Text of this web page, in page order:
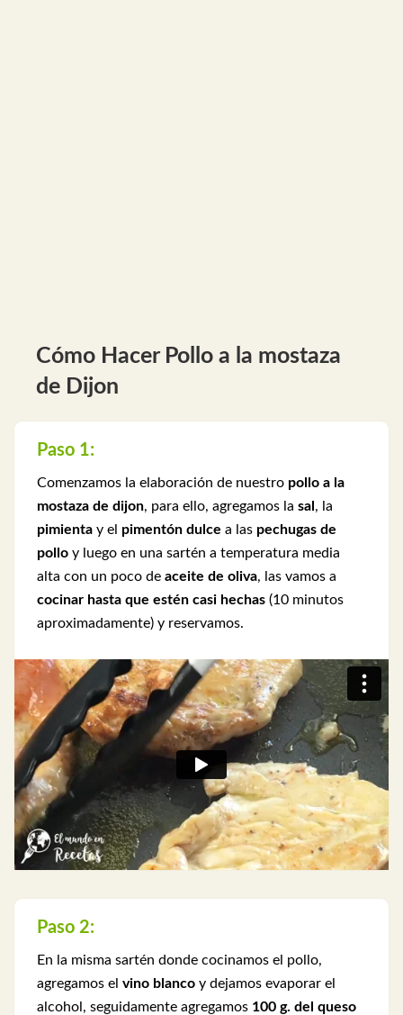
Cómo Hacer Pollo a la mostaza
de Dijon
Paso 1:
Comenzamos la elaboración de nuestro pollo a la
mostaza de dijon, para ello, agregamos la sal , la
pimienta y el pimentón dulce a las pechugas de
pollo y luego en una sartén a temperatura media
alta con un poco de aceite de oliva, las vamos a
cocinar hasta que estén casi hechas (10 minutos
aproximadamente) y reservamos.
Paso 2:
En la misma sartén donde cocinamos el pollo,
agregamos el vino blanco y dejamos evaporar el
alcohol, seguidamente agregamos 100 g. del queso